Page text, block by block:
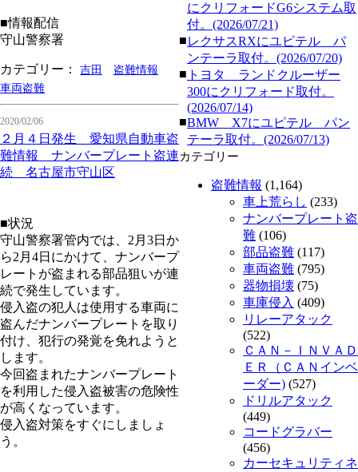
■情報配信
守山警察署
カテゴリー： 吉田
盗難情報
車両盗難
2020/02/06
２月４日発生 愛知県自動車盗
難情報 ナンバープレート盗連
続 名古屋市守山区
■状況
守山警察署管内では、2月3日か
ら2月4日にかけて、ナンバープ
レートが盗まれる部品狙いが連
続で発生しています。
侵入盗の犯人は使用する車両に
盗んだナンバープレートを取り
付け、犯行の発覚を免れようと
します。
今回盗まれたナンバープレート
を利用した侵入盗被害の危険性
が高くなっています。
侵入盗対策をすぐにしましょ
う。
にクリフォードG6システム取
付。(2026/07/21)
■レクサスRXにユピテル パ
ンテーラ取付。(2026/07/20)
■ トヨタ ランドクルーザー
300にクリフォード取付。
(2026/07/14)
■BMW X7にユピテル パン
テーラ取付。(2026/07/13)
カテゴリー
盗難情報 (1,164)
車上荒らし (233)
ナンバープレート盗
難 (106)
部品盗難 (117)
車両盗難 (795)
器物損壊 (75)
車庫侵入 (409)
リレーアタック
(522)
ＣＡＮ－ＩＮＶＡＤ
ＥＲ（ＣＡＮインベ
ーダー) (527)
ドリルアタック
(449)
コードグラバー
(456)
カーセキュリティネ